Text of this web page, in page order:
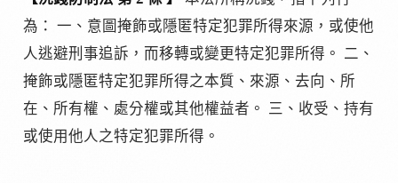
為： 一、意圖掩飾或隱匿特定犯罪所得來源，或使他
人逃避刑事追訴，而移轉或變更特定犯罪所得。 二、
掩飾或隱匿特定犯罪所得之本質、來源、去向、所
在、所有權、處分權或其他權益者。 三、收受、持有
或使用他人之特定犯罪所得。